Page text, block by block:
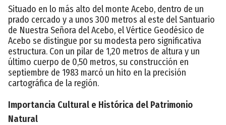
Situado en lo más alto del monte Acebo, dentro de un
prado cercado y a unos 300 metros al este del Santuario
de Nuestra Señora del Acebo, el Vértice Geodésico de
Acebo se distingue por su modesta pero significativa
estructura. Con un pilar de 1,20 metros de altura y un
último cuerpo de 0,50 metros, su construcción en
septiembre de 1983 marcó un hito en la precisión
cartográfica de la región.
Importancia Cultural e Histórica del Patrimonio
Natural